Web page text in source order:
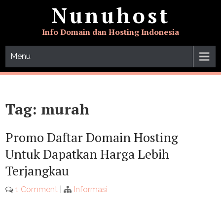
Nunuhost
Info Domain dan Hosting Indonesia
Menu
Tag: murah
Promo Daftar Domain Hosting
Untuk Dapatkan Harga Lebih
Terjangkau
1 Comment | Informasi